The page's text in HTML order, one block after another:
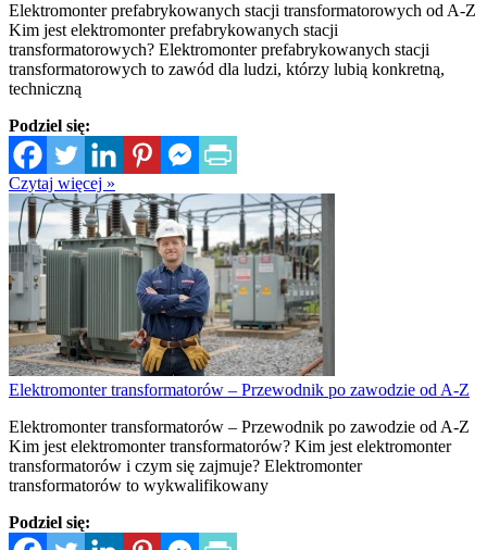
Elektromonter prefabrykowanych stacji transformatorowych od A-Z
Kim jest elektromonter prefabrykowanych stacji
transformatorowych? Elektromonter prefabrykowanych stacji
transformatorowych to zawód dla ludzi, którzy lubią konkretną,
techniczną
Podziel się:
Czytaj więcej »
Elektromonter transformatorów – Przewodnik po zawodzie od A-Z
Elektromonter transformatorów – Przewodnik po zawodzie od A-Z
Kim jest elektromonter transformatorów? Kim jest elektromonter
transformatorów i czym się zajmuje? Elektromonter
transformatorów to wykwalifikowany
Podziel się: